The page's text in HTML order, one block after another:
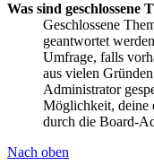
Was sind geschlossene
Geschlossene
geantwortet
Umfrage, falls
aus vielen
Administrator
Möglichkeit, deine
durch die Board-
Nach oben